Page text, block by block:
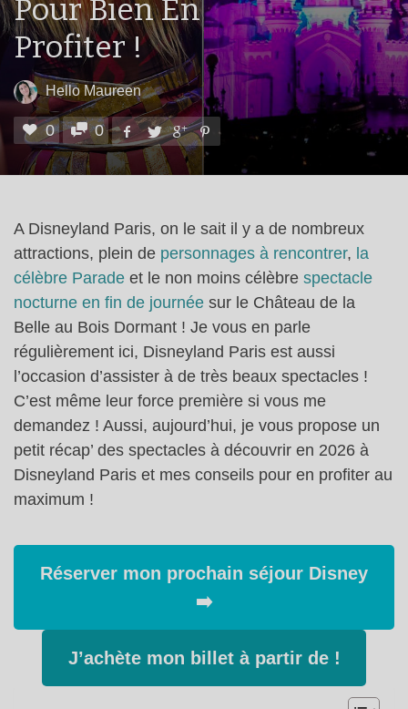
Pour Bien En
Profiter !
Hello Maureen
0 0
A Disneyland Paris, on le sait il y a de nombreux
attractions, plein de personnages à rencontrer, la
célèbre Parade et le non moins célèbre spectacle
nocturne en fin de journée sur le Château de la
Belle au Bois Dormant ! Je vous en parle
régulièrement ici, Disneyland Paris est aussi
l’occasion d’assister à de très beaux spectacles !
C’est même leur force première si vous me
demandez ! Aussi, aujourd’hui, je vous propose un
petit récap’ des spectacles à découvrir en 2026 à
Disneyland Paris et mes conseils pour en profiter au
maximum !
Réserver mon prochain séjour Disney
➡️
J’achète mon billet à partir de !